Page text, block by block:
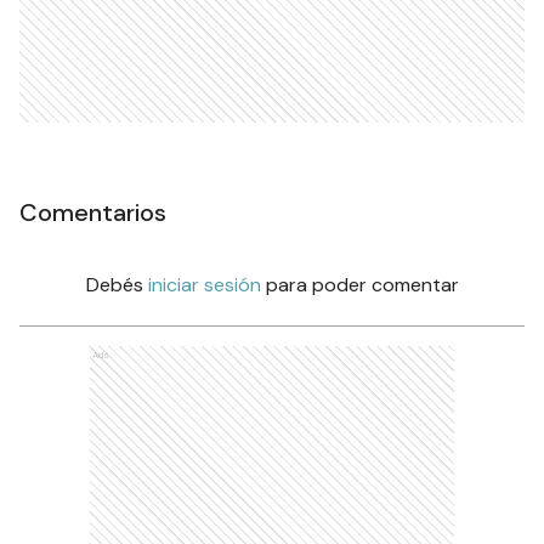
Comentarios
Debés iniciar sesión para poder comentar
Ads